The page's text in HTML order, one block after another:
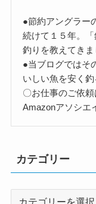
●節約アングラー
続けて１５年。
釣りを教えてきま
●当ブログではそ
いしい魚を安く
〇お仕事のご依頼
Amazonアソシエ
カテゴリー